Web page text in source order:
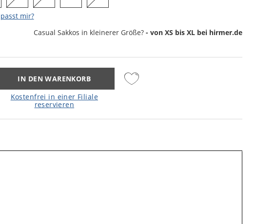
mir?
Casual Sakkos in kleinerer Größe? - von XS bis XL bei hirmer.de
IN DEN WARENKORB
Kostenfrei in einer Filiale
reservieren